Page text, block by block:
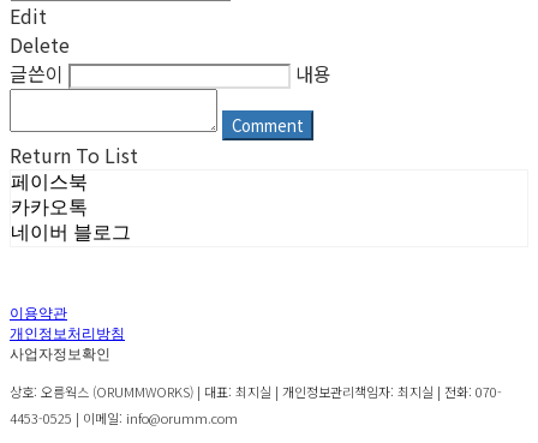
Edit
Delete
글쓴이
내용
Comment
Return To List
페이스북
카카오톡
네이버 블로그
이용약관
개인정보처리방침
사업자정보확인
상호: 오름웍스 (ORUMMWORKS) | 대표: 최지실 | 개인정보관리책임자: 최지실 | 전화: 070-
4453-0525 | 이메일: info@orumm.com